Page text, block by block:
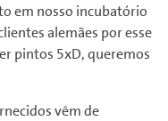
em nosso incubatório
alemães por esse
pintos 5xD, queremos
vêm de